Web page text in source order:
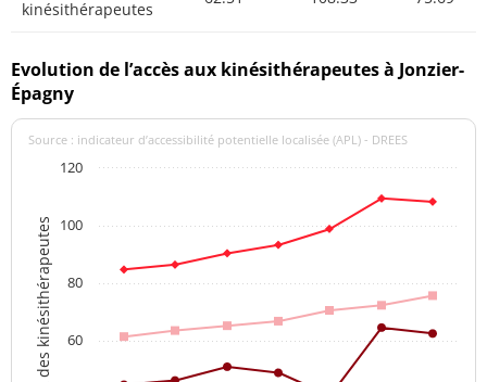
kinésithérapeutes
Evolution de l’accès aux kinésithérapeutes à Jonzier-
Épagny
APL des kinésithérapeutes
Source : indicateur d’accessibilité potentielle localisée (APL) - DREES
60
80
100
120